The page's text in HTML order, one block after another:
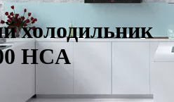
холодильник
HCA